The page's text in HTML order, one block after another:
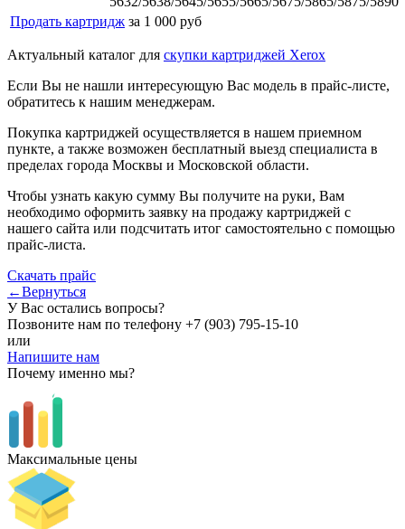
Продать картридж за 1 000 руб
Актуальный каталог для скупки картриджей Xerox
Если Вы не нашли интересующую Вас модель в прайс-листе,
обратитесь к нашим менеджерам.
Покупка картриджей осуществляется в нашем приемном
пункте, а также возможен бесплатный выезд специалиста в
пределах города Москвы и Московской области.
Чтобы узнать какую сумму Вы получите на руки, Вам
необходимо оформить заявку на продажу картриджей с
нашего сайта или подсчитать итог самостоятельно с помощью
прайс-листа.
Скачать прайс
←Вернуться
У Вас остались вопросы?
Позвоните нам по телефону +7 (903) 795-15-10
или
Напишите нам
Почему именно мы?
Максимальные цены